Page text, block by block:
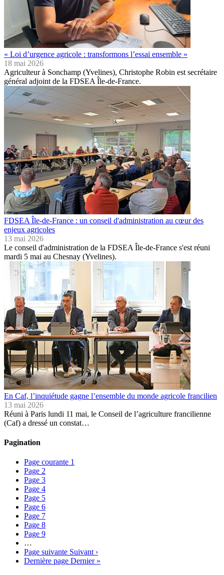
« Loi d’urgence agricole : transformons l’essai ensemble »
18 mai 2026
Agriculteur à Sonchamp (Yvelines), Christophe Robin est secrétaire
général adjoint de la FDSEA Île-de-France.
FDSEA Île-de-France : un conseil d'administration au cœur des
enjeux agricoles
13 mai 2026
Le conseil d'administration de la FDSEA Île-de-France s'est réuni
mardi 5 mai au Chesnay (Yvelines).
En Caf, l’inquiétude gagne l’ensemble du monde agricole francilien
13 mai 2026
Réuni à Paris lundi 11 mai, le Conseil de l’agriculture francilienne
(Caf) a dressé un constat…
Pagination
Page courante 1
Page 2
Page 3
Page 4
Page 5
Page 6
Page 7
Page 8
Page 9
…
Page suivante Suivant ›
Dernière page Dernier »